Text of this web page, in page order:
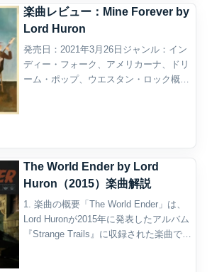
楽曲レビュー：Mine Forever by
Lord Huron
発売日：2021年3月26日ジャンル：イン
ディー・フォーク、アメリカーナ、ドリ
ーム・ポップ、ウエスタン・ロック概要
The World Ender by Lord
Huron（2015）楽曲解説
1. 楽曲の概要「The World Ender」は、
Lord Huronが2015年に発表したアルバム
『Strange Trails』に収録された楽曲であ